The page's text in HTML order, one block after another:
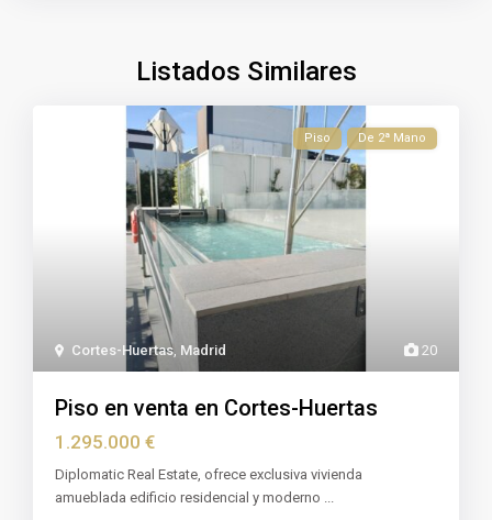
Listados Similares
20
Cortes-Huertas, Madrid
Piso De 2ª Mano
Piso en venta en Cortes-Huertas
1.295.000 €
Diplomatic Real Estate, ofrece exclusiva vivienda
amueblada edificio residencial y moderno ...